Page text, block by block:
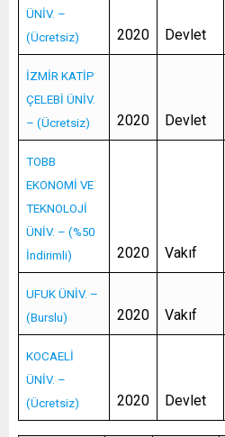
ÜNİV. –
(Ücretsiz)
2020 Devlet
İZMİR KATİP
ÇELEBİ ÜNİV.
– (Ücretsiz)
2020 Devlet
TOBB
EKONOMİ VE
TEKNOLOJİ
ÜNİV. – (%50
İndirimli)
2020 Vakıf
UFUK ÜNİV. –
(Burslu)
2020 Vakıf
KOCAELİ
ÜNİV. –
(Ücretsiz)
2020 Devlet